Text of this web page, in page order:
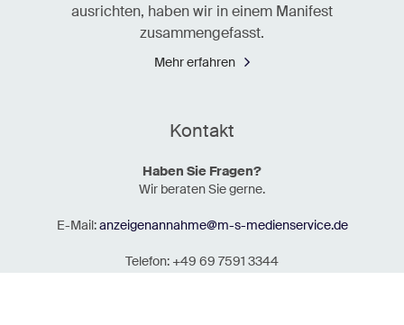
ausrichten, haben wir in einem Manifest
zusammengefasst.
Mehr erfahren
Kontakt
Haben Sie Fragen?
Wir beraten Sie gerne.
E-Mail:anzeigenannahme@m-s-medienservice.de
Telefon: +49 69 7591 3344